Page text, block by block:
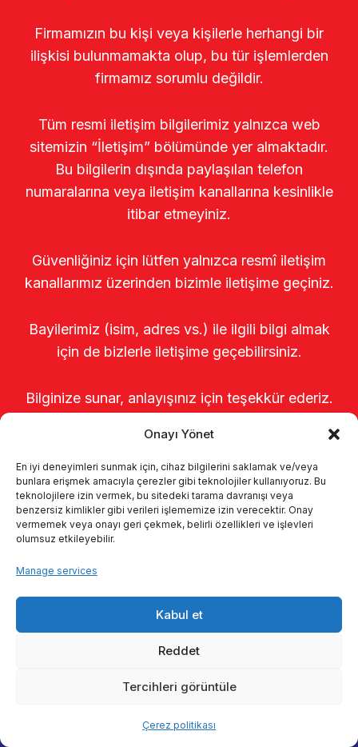
Onayı Yönet
En iyi deneyimleri sunmak için, cihaz bilgilerini saklamak ve/veya
bunlara erişmek amacıyla çerezler gibi teknolojiler kullanıyoruz. Bu
teknolojilere izin vermek, bu sitedeki tarama davranışı veya
benzersiz kimlikler gibi verileri işlememize izin verecektir. Onay
vermemek veya onayı geri çekmek, belirli özellikleri ve işlevleri
olumsuz etkileyebilir.
Manage services
Kabul et
Reddet
Tercihleri görüntüle
Çerez politikası
Firmamızın bu kişi veya kişilerle herhangi bir
ilişkisi bulunmamakta olup, bu tür işlemlerden
firmamız sorumlu değildir.
Tüm resmi iletişim bilgilerimiz yalnızca web
sitemizin “İletişim” bölümünde yer almaktadır.
Bu bilgilerin dışında paylaşılan telefon
numaralarına veya iletişim kanallarına kesinlikle
itibar etmeyiniz.
Güvenliğiniz için lütfen yalnızca resmî iletişim
kanallarımız üzerinden bizimle iletişime geçiniz.
Bayilerimiz (isim, adres vs.) ile ilgili bilgi almak
için de bizlerle iletişime geçebilirsiniz.
Bilginize sunar, anlayışınız için teşekkür ederiz.
Kalite politikamız
© 2026 Enka Tarım